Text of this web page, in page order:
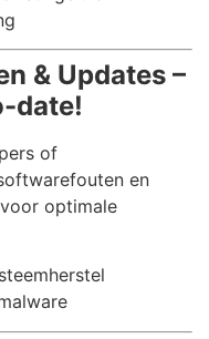
& Updates –
date!
of
en
optimale